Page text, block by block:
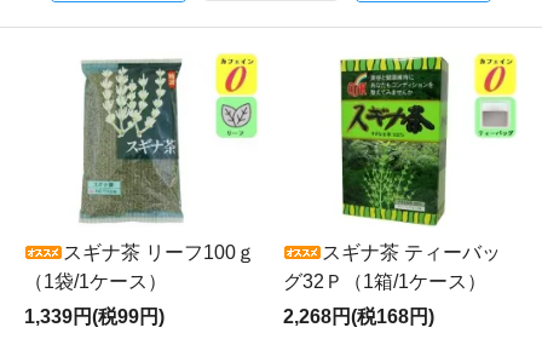
スギナ茶 リーフ100ｇ
（1袋/1ケース）
1,339円(税99円)
スギナ茶 ティーバッ
グ32Ｐ（1箱/1ケース）
2,268円(税168円)